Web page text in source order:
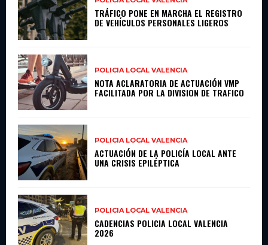
TRÁFICO PONE EN MARCHA EL REGISTRO
DE VEHÍCULOS PERSONALES LIGEROS
POLICIA LOCAL VALENCIA
NOTA ACLARATORIA DE ACTUACIÓN VMP
FACILITADA POR LA DIVISION DE TRAFICO
POLICIA LOCAL VALENCIA
ACTUACIÓN DE LA POLICÍA LOCAL ANTE
UNA CRISIS EPILÉPTICA
POLICIA LOCAL VALENCIA
CADENCIAS POLICIA LOCAL VALENCIA
2026